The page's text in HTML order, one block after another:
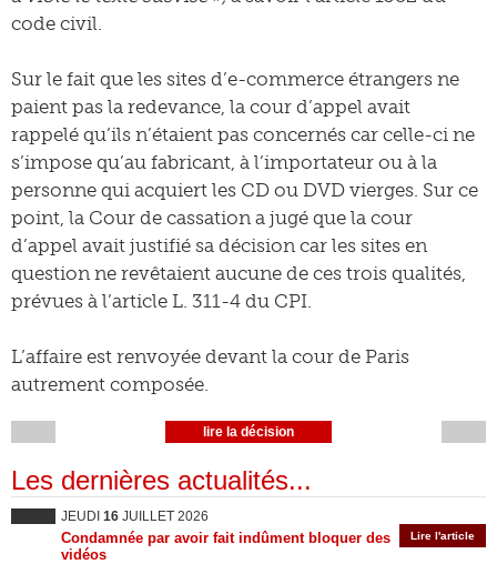
code civil.
Sur le fait que les sites d’e-commerce étrangers ne
paient pas la redevance, la cour d’appel avait
rappelé qu’ils n’étaient pas concernés car celle-ci ne
s’impose qu’au fabricant, à l’importateur ou à la
personne qui acquiert les CD ou DVD vierges. Sur ce
point, la Cour de cassation a jugé que la cour
d’appel avait justifié sa décision car les sites en
question ne revêtaient aucune de ces trois qualités,
prévues à l’article L. 311-4 du CPI.
L’affaire est renvoyée devant la cour de Paris
autrement composée.
lire la décision
Les dernières actualités...
JEUDI 16 JUILLET 2026
Lire l'article
Condamnée par avoir fait indûment bloquer des
vidéos